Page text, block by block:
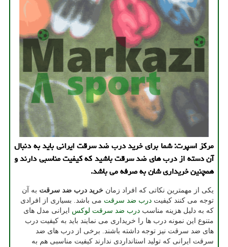
مرکز اسپرت: شما برای خرید درب ضد سرقت ایرانی باید به دنبال
آن دسته از درب های ضد سرقت باشید که کیفیت مناسبی دارند و
همچنین خریداری شان به صرفه می باشد.
یکی از مهمترین نکاتی که افراد زمان خرید درب ضد سرقت به آن
توجه می کنند کیفیت درب ضد سرقت می باشد. بسیاری از افرادی
که به دلیل هزینه مناسب درب ضد سرقت لوکس ایرانی مدل های
متنوع این نمونه درب ها را خریداری می نمایند باید به کیفیت درب
های ضد سرقت نیز توجه داشته باشند. برخی از درب های ضد
سرقت ایرانی که تولید استانداردی ندارند کیفیت مناسبی هم به